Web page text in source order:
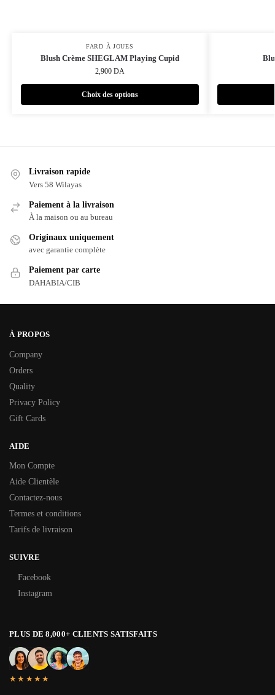
FARD À JOUES
Blush Crème SHEGLAM Playing Cupid
2,900 DA
Choix des options
Livraison rapide
Vers 58 Wilayas
Paiement à la livraison
À la maison ou au bureau
Originaux uniquement
avec garantie complète
Paiement par carte
DAHABIA/CIB
À PROPOS
Company
Orders
Quality
Privacy Policy
Gift Cards
AIDE
Mon Compte
Aide Clientèle
Contactez-nous
Termes et conditions
Tarifs de livraison
SUIVRE
Facebook
Instagram
PLUS DE 8,000+ CLIENTS SATISFAITS
★★★★★